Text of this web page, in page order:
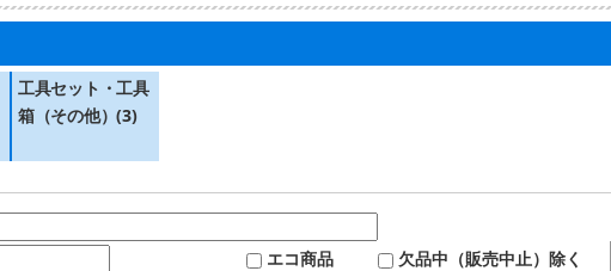
工具セット・工具
箱（その他）(3)
エコ商品 欠品中（販売中止）除く